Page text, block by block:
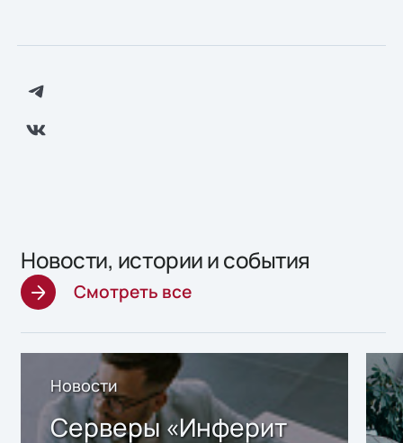
Новости, истории и события
Смотреть все
Новости
Серверы «Инферит